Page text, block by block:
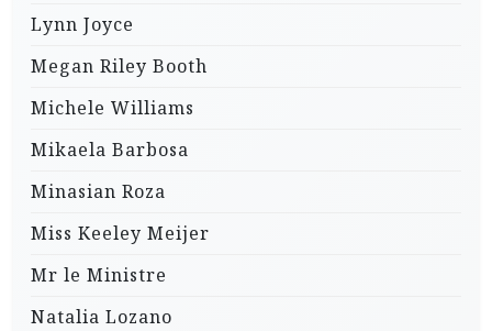
Lynn Joyce
Megan Riley Booth
Michele Williams
Mikaela Barbosa
Minasian Roza
Miss Keeley Meijer
Mr le Ministre
Natalia Lozano